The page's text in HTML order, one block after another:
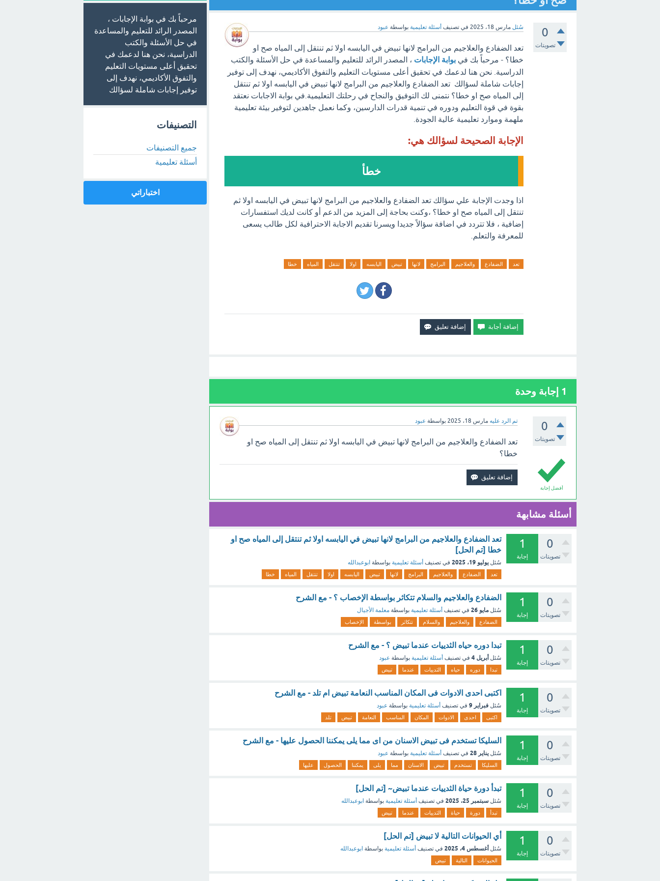
0
تصويتات
سُئل مارس 18، 2025 في تصنيف أسئلة تعليمية بواسطة عبود
تعد الضفادع والعلاجيم من البرامج لانها تبيض في اليابسه اولا ثم تنتقل إلى المياه صح او
خطا؟ - مرحباً بك في بوابة الإجابات ، المصدر الرائد للتعليم والمساعدة في حل الأسئلة والكتب
الدراسية. نحن هنا لدعمك في تحقيق أعلى مستويات التعليم والتفوق الأكاديمي، نهدف إلى توفير
إجابات شاملة لسؤالك تعد الضفادع والعلاجيم من البرامج لانها تبيض في اليابسه اولا ثم تنتقل
إلى المياه صح او خطا؟ نتمنى لك التوفيق والنجاح في رحلتك التعليمية.في بوابة الاجابات نعتقد
بقوة في قوة التعليم ودوره في تنمية قدرات الدارسين، وكما نعمل جاهدين لتوفير بيئة تعليمية
ملهمة وموارد تعليمية عالية الجودة.
الإجابة الصحيحة لسؤالك هي:
خطأ
اذا وجدت الإجابة علي سؤالك تعد الضفادع والعلاجيم من البرامج لانها تبيض في اليابسه اولا ثم
تنتقل إلى المياه صح او خطا؟ ،وكنت بحاجة إلى المزيد من الدعم أو كانت لديك استفسارات
إضافية ، فلا تتردد في اضافة سؤالاً جديدا ويسرنا تقديم الاجابة الاحترافية لكل طالب يسعى
للمعرفة والتعلم.
تعد الضفادع والعلاجيم البرامج لانها تبيض اليابسه اولا تنتقل المياه خطا
1 إجابة وحدة
0
تصويتات
تم الرد عليه مارس 18، 2025 بواسطة عبود
أفضل إجابة
تعد الضفادع والعلاجيم من البرامج لانها تبيض في اليابسه اولا ثم تنتقل إلى المياه صح او
خطا؟
أسئلة مشابهة
0
تصويتات
1
إجابة
تعد الضفادع والعلاجيم من البرامج لانها تبيض في اليابسه اولا ثم تنتقل إلى المياه صح او
خطا [تم الحل]
سُئل يوليو 19، 2025 في تصنيف أسئلة تعليمية بواسطة ابوعبدالله
تعد الضفادع والعلاجيم البرامج لانها تبيض اليابسه اولا تنتقل المياه خطا
0
تصويتات
1
إجابة
‏الضفادع والعلاجيم والسلام تتكاثر بواسطة الإخصاب ؟ - مع الشرح
سُئل مايو 26 في تصنيف أسئلة تعليمية بواسطة معلمة الأجيال
الضفادع والعلاجيم والسلام تتكاثر بواسطة الإخصاب
0
تصويتات
1
إجابة
تبدا دوره حياه الثدييات عندما تبيض ؟ - مع الشرح
سُئل أبريل 4 في تصنيف أسئلة تعليمية بواسطة عبود
تبدا دوره حياه الثدييات عندما تبيض
0
تصويتات
1
إجابة
اكتبى احدى الادوات فى المكان المناسب النعامة تبيض ام تلد - مع الشرح
سُئل فبراير 9 في تصنيف أسئلة تعليمية بواسطة عبود
اكتبى احدى الادوات المكان المناسب النعامة تبيض تلد
0
تصويتات
1
إجابة
السليكا تستخدم فى تبيض الاسنان من اى مما يلى يمكننا الحصول عليها - مع الشرح
سُئل يناير 28 في تصنيف أسئلة تعليمية بواسطة عبود
السليكا تستخدم تبيض الاسنان مما يلى يمكننا الحصول عليها
0
تصويتات
1
إجابة
تبدأ دورة حياة الثدييات عندما تبيض~ [تم الحل]
سُئل سبتمبر 25، 2025 في تصنيف أسئلة تعليمية بواسطة ابوعبدالله
تبدأ دورة حياة الثدييات عندما تبيض
0
تصويتات
1
إجابة
أي الحيوانات التالية لا تبيض [تم الحل]
سُئل أغسطس 4، 2025 في تصنيف أسئلة تعليمية بواسطة ابوعبدالله
الحيوانات التالية تبيض
مرحباً بك في بوابة الإجابات ،
المصدر الرائد للتعليم والمساعدة
في حل الأسئلة والكتب
الدراسية، نحن هنا لدعمك في
تحقيق أعلى مستويات التعليم
والتفوق الأكاديمي، نهدف إلى
توفير إجابات شاملة لسؤالك
التصنيفات
جميع التصنيفات
أسئلة تعليمية
اختباراتي